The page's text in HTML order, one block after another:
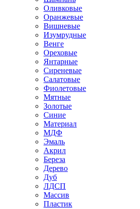
Оливковые
Оранжевые
Вишневые
Изумрудные
Венге
Ореховые
Янтарные
Сиреневые
Салатовые
Фиолетовые
Мятные
Золотые
Синие
Материал
МДФ
Эмаль
Акрил
Береза
Дерево
Дуб
ЛДСП
Массив
Пластик